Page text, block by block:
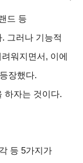
드 등
그러나 기능적
워지면서, 이에
장했다.
하자는 것이다.
등 5가지가